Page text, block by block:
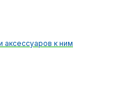
аксессуаров к ним